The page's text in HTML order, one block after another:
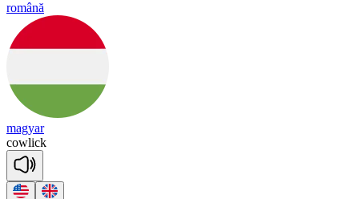
română
magyar
cowlick